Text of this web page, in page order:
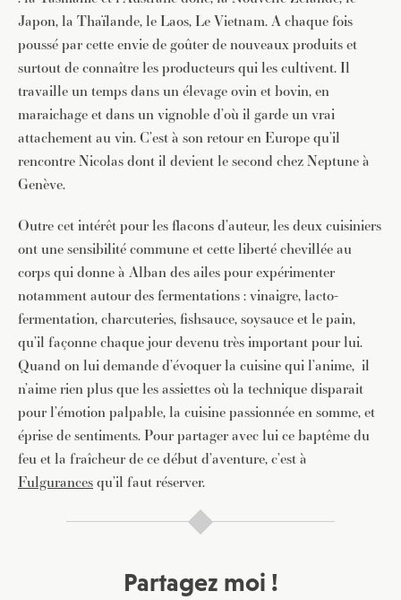
Japon, la Thaïlande, le Laos, Le Vietnam. A chaque fois
poussé par cette envie de goûter de nouveaux produits et
surtout de connaître les producteurs qui les cultivent. Il
travaille un temps dans un élevage ovin et bovin, en
maraichage et dans un vignoble d’où il garde un vrai
attachement au vin. C’est à son retour en Europe qu’il
rencontre Nicolas dont il devient le second chez Neptune à
Genève.
Outre cet intérêt pour les flacons d’auteur, les deux cuisiniers
ont une sensibilité commune et cette liberté chevillée au
corps qui donne à Alban des ailes pour expérimenter
notamment autour des fermentations : vinaigre, lacto-
fermentation, charcuteries, fishsauce, soysauce et le pain,
qu’il façonne chaque jour devenu très important pour lui.
Quand on lui demande d’évoquer la cuisine qui l’anime, il
n’aime rien plus que les assiettes où la technique disparait
pour l’émotion palpable, la cuisine passionnée en somme, et
éprise de sentiments. Pour partager avec lui ce baptême du
feu et la fraîcheur de ce début d’aventure, c’est à
Fulgurancesqu’il faut réserver.
Partagez moi !